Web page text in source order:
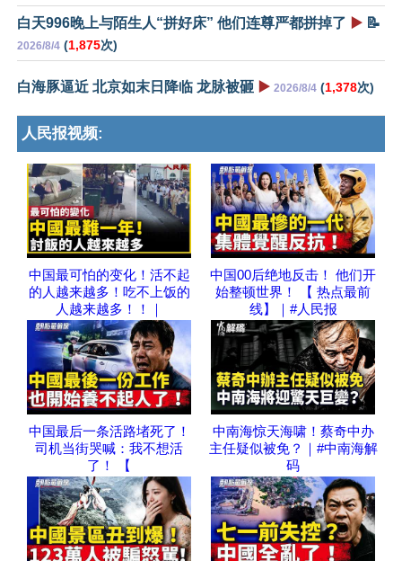
白天996晚上与陌生人“拼好床” 他们连尊严都拼掉了 ▶️ 📝
2026/8/4 (1,875次)
白海豚逼近 北京如末日降临 龙脉被砸 ▶️ 2026/8/4 (1,378次)
人民报视频:
中国最可怕的变化！活不起
的人越来越多！吃不上饭的
人越来越多！！｜
中国00后绝地反击！ 他们开
始整顿世界！ 【 热点最前
线】｜#人民报
中国最后一条活路堵死了！
司机当街哭喊：我不想活
了！ 【
中南海惊天海啸！蔡奇中办
主任疑似被免？｜#中南海解
码